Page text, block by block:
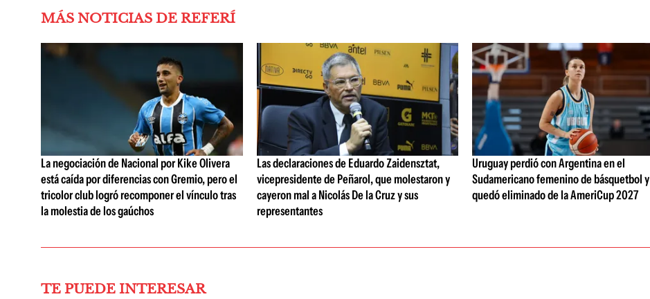
MÁS NOTICIAS DE REFERÍ
La negociación de Nacional por Kike Olivera
está caída por diferencias con Gremio, pero el
tricolor club logró recomponer el vínculo tras
la molestia de los gaúchos
Las declaraciones de Eduardo Zaidensztat,
vicepresidente de Peñarol, que molestaron y
cayeron mal a Nicolás De la Cruz y sus
representantes
Uruguay perdió con Argentina en el
Sudamericano femenino de básquetbol y
quedó eliminado de la AmeriCup 2027
TE PUEDE INTERESAR